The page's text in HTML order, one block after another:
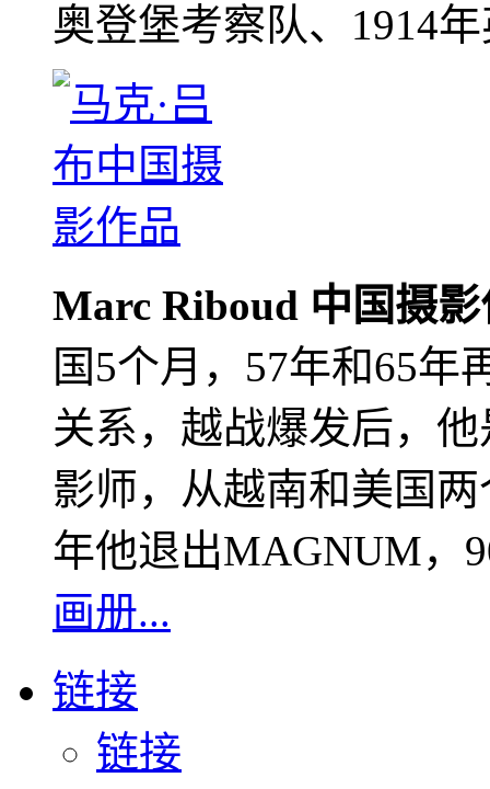
奥登堡考察队、1914
Marc Riboud 中国摄
国5个月，57年和65年
关系，越战爆发后，
影师，从越南和美国
年他退出MAGNUM，
画册...
链接
链接